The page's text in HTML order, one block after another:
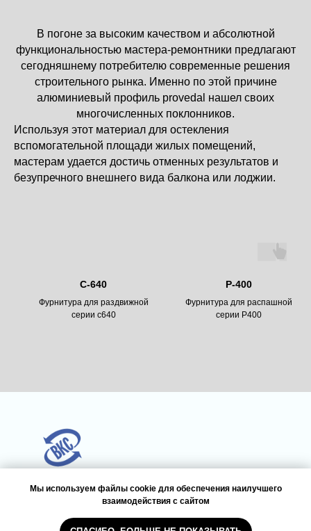
В погоне за высоким качеством и абсолютной
функциональностью мастера-ремонтники предлагают
сегодняшнему потребителю современные решения
строительного рынка. Именно по этой причине
алюминиевый профиль provedal нашел своих
многочисленных поклонников.
Используя этот материал для остекления
вспомогательной площади жилых помещений,
мастерам удается достичь отменных результатов и
безупречного внешнего вида балкона или лоджии.
С-640
Фурнитура для раздвижной
серии с640
Р-400
Фурнитура для распашной
серии Р400
ГЛАВНАЯ СТРАНИЦА ТОВАРЫ КОНТАКТЫ
оставляя заявку вы соглашаетесь с
Мы используем файлы cookie для обеспечения наилучшего
взаимодействия с сайтом